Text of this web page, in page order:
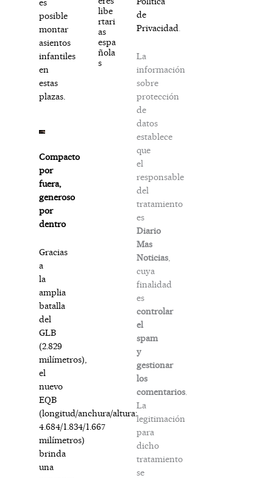
es
posible
montar
asientos
infantiles
en
estas
plazas.
Compacto
por
fuera,
generoso
por
dentro
Gracias
a
la
amplia
batalla
del
GLB
(2.829
milímetros),
el
nuevo
EQB
(longitud/anchura/altura:
4.684/1.834/1.667
milímetros)
brinda
una
libe
rtari
as
espa
ñola
s
de
Privacidad
La
información
sobre
protección
de
datos
establece
que
el
responsable
del
tratamiento
es
Diario
Mas
Noticias,
cuya
finalidad
es
controlar
el
spam
y
gestionar
los
comentarios.
La
legitimación
para
dicho
tratamiento
se